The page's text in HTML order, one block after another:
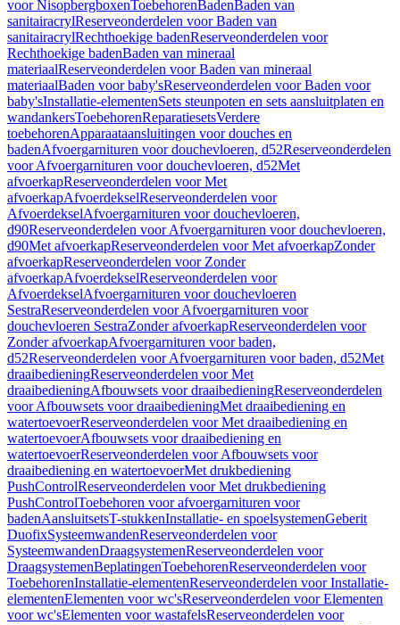
voor NisopbergboxenToebehorenBadenBaden van
sanitairacrylReserveonderdelen voor Baden van
sanitairacrylRechthoekige badenReserveonderdelen voor
Rechthoekige badenBaden van mineraal
materiaalReserveonderdelen voor Baden van mineraal
materiaalBaden voor baby'sReserveonderdelen voor Baden voor
baby'sInstallatie-elementenSets steunpoten en sets aansluitplaten en
wandankersToebehorenReparatiesetsVerdere
toebehorenApparaataansluitingen voor douches en
badenAfvoergarnituren voor douchevloeren, d52Reserveonderdelen
voor Afvoergarnituren voor douchevloeren, d52Met
afvoerkapReserveonderdelen voor Met
afvoerkapAfvoerdekselReserveonderdelen voor
AfvoerdekselAfvoergarnituren voor douchevloeren,
d90Reserveonderdelen voor Afvoergarnituren voor douchevloeren,
d90Met afvoerkapReserveonderdelen voor Met afvoerkapZonder
afvoerkapReserveonderdelen voor Zonder
afvoerkapAfvoerdekselReserveonderdelen voor
AfvoerdekselAfvoergarnituren voor douchevloeren
SestraReserveonderdelen voor Afvoergarnituren voor
douchevloeren SestraZonder afvoerkapReserveonderdelen voor
Zonder afvoerkapAfvoergarnituren voor baden,
d52Reserveonderdelen voor Afvoergarnituren voor baden, d52Met
draaibedieningReserveonderdelen voor Met
draaibedieningAfbouwsets voor draaibedieningReserveonderdelen
voor Afbouwsets voor draaibedieningMet draaibediening en
watertoevoerReserveonderdelen voor Met draaibediening en
watertoevoerAfbouwsets voor draaibediening en
watertoevoerReserveonderdelen voor Afbouwsets voor
draaibediening en watertoevoerMet drukbediening
PushControlReserveonderdelen voor Met drukbediening
PushControlToebehoren voor afvoergarnituren voor
badenAansluitsetsT-stukkenInstallatie- en spoelsystemenGeberit
DuofixSysteemwandenReserveonderdelen voor
SysteemwandenDraagsystemenReserveonderdelen voor
DraagsystemenBeplatingenToebehorenReserveonderdelen voor
ToebehorenInstallatie-elementenReserveonderdelen voor Installatie-
elementenElementen voor wc'sReserveonderdelen voor Elementen
voor wc'sElementen voor wastafelsReserveonderdelen voor